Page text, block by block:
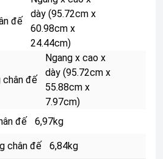
đế
dày (95.72cm x
60.98cm x
24.44cm)
chân đế
Ngang x cao x
dày (95.72cm x
55.88cm x
7.97cm)
đế
6,97kg
chân đế
6,84kg